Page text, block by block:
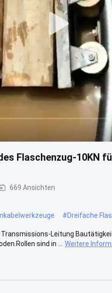
Flaschenzug-10KN
669 Ansichten
#Dreifache
Leitung
sind in ...
Weitere